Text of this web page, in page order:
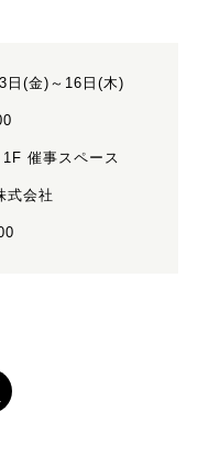
日(金)～16日(木)
催事スペース
式会社